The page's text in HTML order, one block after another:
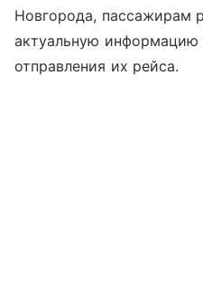
Новгорода, пассажирам
актуальную информацию
отправления их рейса.